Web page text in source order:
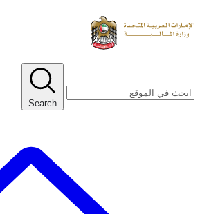
Search